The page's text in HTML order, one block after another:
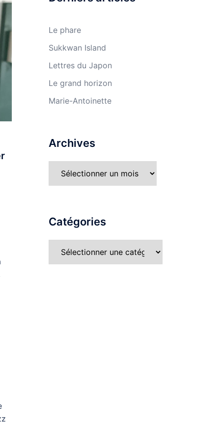
Le phare
Sukkwan Island
Lettres du Japon
Le grand horizon
Marie-Antoinette
Archives
Catégories